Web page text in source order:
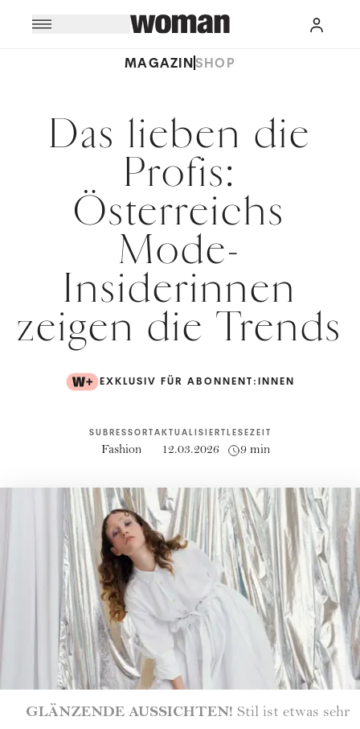
MAGAZINSHOP
Das lieben die
Profis:
Österreichs
Mode-
Insiderinnen
zeigen die Trends
EXKLUSIV FÜR ABONNENT:INNEN
SUBRESSORT
Fashion
AKTUALISIERT
12.03.2026
LESEZEIT
9 min
GLÄNZENDE AUSSICHTEN! Stil ist etwas sehr